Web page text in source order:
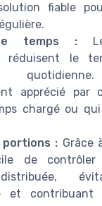
fiable
temps :
réduisent le
apprécié
chargé ou
: Grâce
de
et